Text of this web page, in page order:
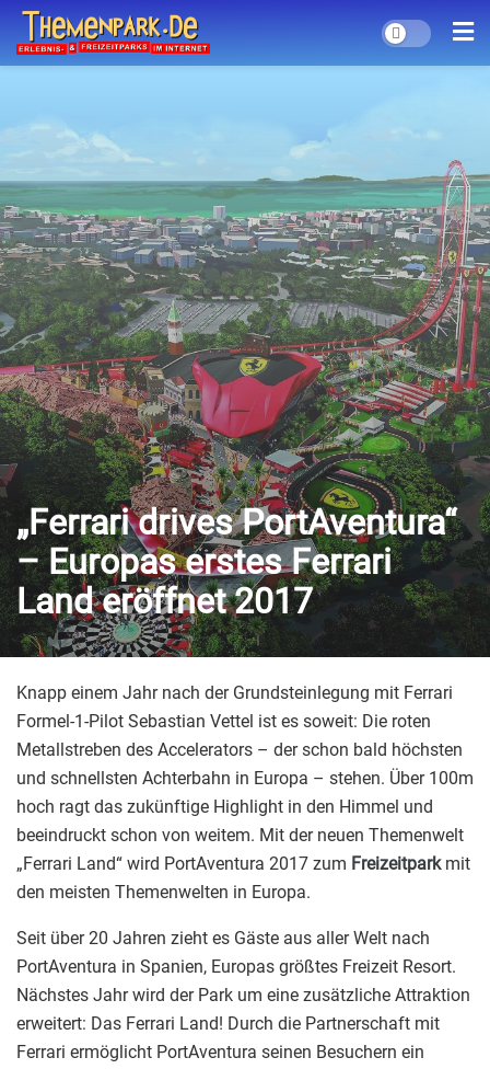
„Ferrari drives PortAventura“
– Europas erstes Ferrari
Land eröffnet 2017
Knapp einem Jahr nach der Grundsteinlegung mit Ferrari
Formel-1-Pilot Sebastian Vettel ist es soweit: Die roten
Metallstreben des Accelerators – der schon bald höchsten
und schnellsten Achterbahn in Europa – stehen. Über 100m
hoch ragt das zukünftige Highlight in den Himmel und
beeindruckt schon von weitem. Mit der neuen Themenwelt
„Ferrari Land“ wird PortAventura 2017 zum Freizeitparkmit
den meisten Themenwelten in Europa.
Seit über 20 Jahren zieht es Gäste aus aller Welt nach
PortAventura in Spanien, Europas größtes Freizeit Resort.
Nächstes Jahr wird der Park um eine zusätzliche Attraktion
erweitert: Das Ferrari Land! Durch die Partnerschaft mit
Ferrari ermöglicht PortAventura seinen Besuchern ein